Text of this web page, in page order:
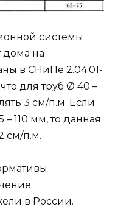
системы
дома на
в СНиПе 2.04.01-
для труб Ø 40 –
3 см/п.м. Если
110 мм, то данная
см/п.м.
в России.